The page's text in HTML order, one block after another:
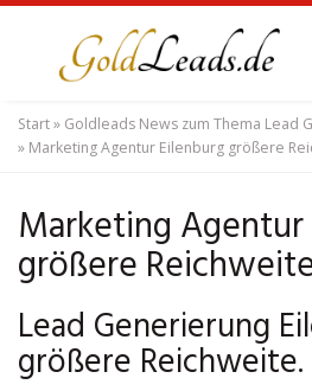
content
Start» Goldleads News zum Thema Lead
» Marketing Agentur Eilenburg größere
Marketing
größere
Lead Generierung
größere Reichweite.